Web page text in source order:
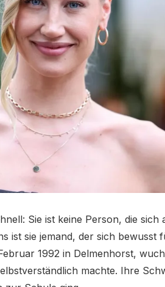
Sie ist keine Person, die sich
ist sie jemand, der sich bewusst
1992 in Delmenhorst,
machte. Ihre